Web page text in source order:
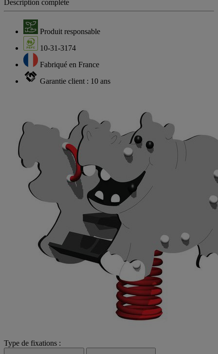
Description complète
Produit responsable
10-31-3174
Fabriqué en France
Garantie client : 10 ans
Type de fixations :